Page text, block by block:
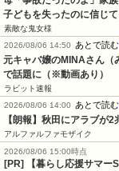
子どもを失ったのに信じ
素敵な鬼女様
2026/08/06 14:50
あとで読む
元キャバ嬢のMINAさん（
で話題に（※動画あり）
ラビット速報
2026/08/06 14:00
あとで読む
【朗報】秋田にアラブが
アルファルファモザイク
2026/08/06 15:00時点
[PR] 【暮らし応援サマー